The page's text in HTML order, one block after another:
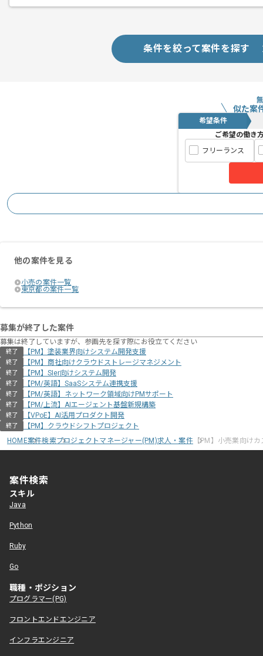
条件を絞って案件を探す
似た案
希望条件
ご希望の働き
フリーランス
他の案件を見る
小売の案件一覧
東京都の案件一覧
募集が終了した案件
募集は終了していますが、参画先を探す際にお役立てください
終了 【PM】塗装業界向けシステム開発支援
終了 【PM】商社向けクラウドストレージマネジメント
終了 【PM】SIer向けシステム開発
終了 【PM/英語】SaaSシステム連携支援
終了 【PM/英語】ネットワーク領域向けPMサポート
終了 【PM/上流】AIエージェント基盤新規構築
終了 【VPoE】AI活用プロダクト開発
終了
【PM】クラウドシフトプロジェクト
HOME案件検索プロジェクトマネージャー(PM)求人・案件【PM】小売業向け
案件検索
スキル
Java
Python
Ruby
Go
職種・ポジション
プログラマー(PG)
フロントエンドエンジニア
インフラエンジニア